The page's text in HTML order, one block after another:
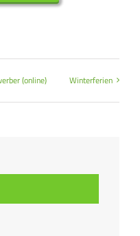
(online) Winterferien